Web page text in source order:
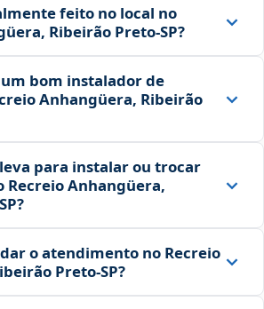
feito no local no
Ribeirão Preto‑SP?
bom instalador de
Anhangüera, Ribeirão
para instalar ou trocar
Recreio Anhangüera,
o atendimento no Recreio
Preto‑SP?